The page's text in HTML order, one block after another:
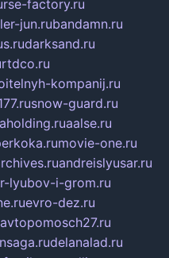
factory.ru
jun.rubandamn.ru
darksand.ru
rtdco.ru
kompanij.ru
snow-guard.ru
aalse.ru
movie-one.ru
andreislyusar.ru
lyubov-i-grom.ru
evro-dez.ru
avtopomosch27.ru
delanalad.ru